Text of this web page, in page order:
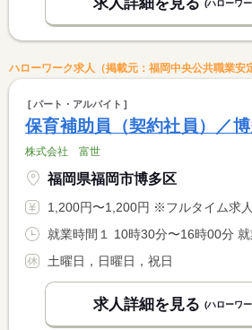
求人詳細を見る (ハローワ
ハローワーク求人（掲載元：福岡中央公共職業安
パート・アルバイト
保育補助員（契約社員）／
株式会社 富世
福岡県福岡市博多区
1,200円〜1,200円 ※フルタイム求人の場合は月額（換算額）、パート
土曜日，日曜日，祝日
求人詳細を見る (ハローワ